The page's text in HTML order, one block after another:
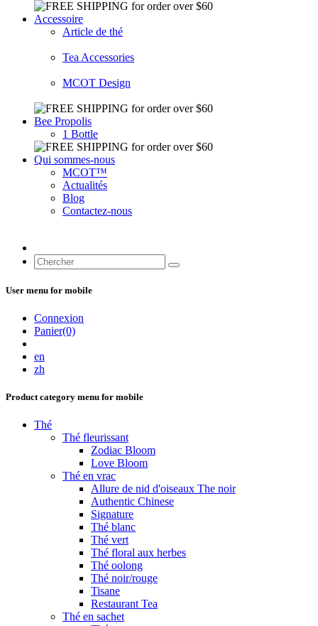
Accessoire
Article de thé
Tea Accessories
MCOT Design
Bee Propolis
1 Bottle
Qui sommes-nous
MCOT™
Actualités
Blog
Contactez-nous
User menu for mobile
Connexion
Panier(0)
en
zh
Product category menu for mobile
Thé
Thé fleurissant
Zodiac Bloom
Love Bloom
Thé en vrac
Allure de nid d'oiseaux The noir
Authentic Chinese
Signature
Thé blanc
Thé vert
Thé floral aux herbes
Thé oolong
Thé noir/rouge
Tisane
Restaurant Tea
Thé en sachet